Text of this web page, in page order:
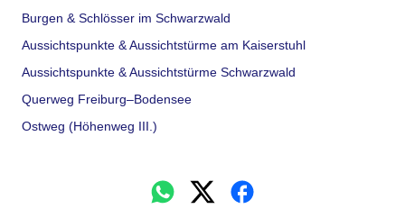
Burgen & Schlösser im Schwarzwald
Aussichtspunkte & Aussichtstürme am Kaiserstuhl
Aussichtspunkte & Aussichtstürme Schwarzwald
Querweg Freiburg–Bodensee
Ostweg (Höhenweg III.)